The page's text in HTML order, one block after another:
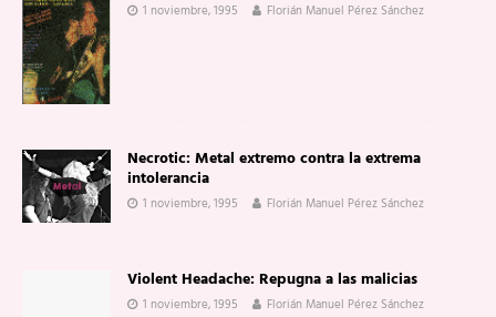
1 noviembre, 1995 Florián Manuel Pérez Sánchez
Necrotic: Metal extremo contra la extrema
intolerancia
1 noviembre, 1995 Florián Manuel Pérez Sánchez
Violent Headache: Repugna a las malicias
1 noviembre, 1995 Florián Manuel Pérez Sánchez